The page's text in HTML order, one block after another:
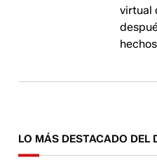
virtual
LO MÁS DESTACADO DEL